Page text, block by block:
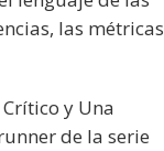
las métricas
y Una
de la serie